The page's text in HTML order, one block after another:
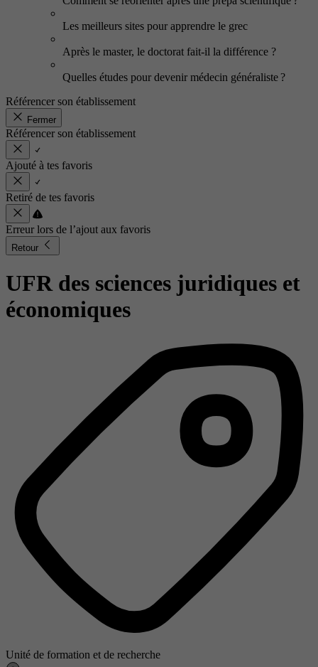
Les meilleurs sites pour apprendre le grec
Après le master, le doctorat fait-il la différence ?
Quelles études pour devenir médecin généraliste ?
Référencer son établissement
Fermer
Référencer son établissement
Ajouté à tes favoris
Retiré de tes favoris
Erreur lors de l’ajout aux favoris
Retour
UFR des sciences juridiques et
économiques
Unité de formation et de recherche